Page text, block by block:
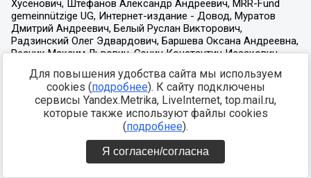
Для повышения удобства сайта мы используем
cookies (подробнее). К сайту подключены
сервисы Yandex.Metrika, LiveInternet, top.mail.ru,
которые также используют файлы cookies
(подробнее).
Я согласен/согласна